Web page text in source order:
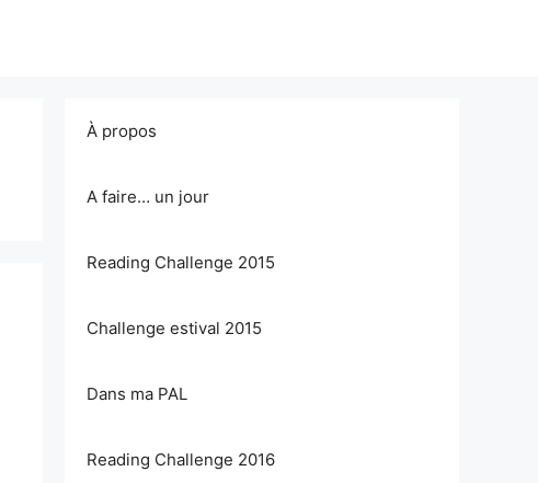
À propos
A faire… un jour
Reading Challenge 2015
Challenge estival 2015
Dans ma PAL
Reading Challenge 2016